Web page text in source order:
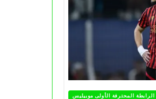
الرابطة المحترفة الأولى موبيليس